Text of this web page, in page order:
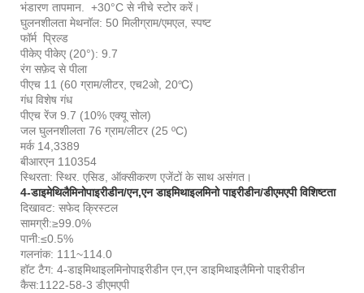
भंडारण तापमान. +30°C से नीचे स्टोर करें।
घुलनशीलता मेथनॉल: 50 मिलीग्राम/एमएल, स्पष्ट
फॉर्म प्रिल्ड
पीकेए पीकेए (20°): 9.7
रंग सफ़ेद से पीला
पीएच 11 (60 ग्राम/लीटर, एच2ओ, 20℃)
गंध विशेष गंध
पीएच रेंज 9.7 (10% एक्यू सोल)
जल घुलनशीलता 76 ग्राम/लीटर (25 ºC)
मर्क 14,3389
बीआरएन 110354
स्थिरता: स्थिर. एसिड, ऑक्सीकरण एजेंटों के साथ असंगत।
4-डाइमेथिलैमिनोपाइरीडीन/एन,एन डाइमिथाइलमिनो पाइरीडीन/डीएमएपी विशिष्टता
दिखावट: सफेद क्रिस्टल
सामग्री:≥99.0%
पानी:≤0.5%
गलनांक: 111~114.0
हॉट टैग: 4-डाइमिथाइलमिनोपाइरीडीन एन,एन डाइमिथाइलैमिनो पाइरीडीन
कैस:1122-58-3 डीएमएपी